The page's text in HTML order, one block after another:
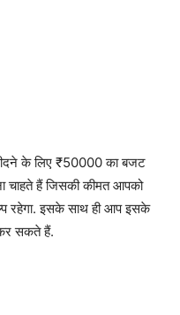
के लिए ₹50000 का बजट
चाहते हैं जिसकी कीमत आपको
रहेगा. इसके साथ ही आप इसके
सकते हैं.